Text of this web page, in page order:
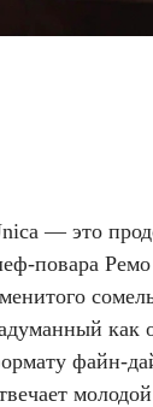
— это
повара
как
файн-